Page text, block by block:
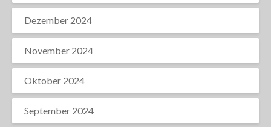
Dezember 2024
November 2024
Oktober 2024
September 2024